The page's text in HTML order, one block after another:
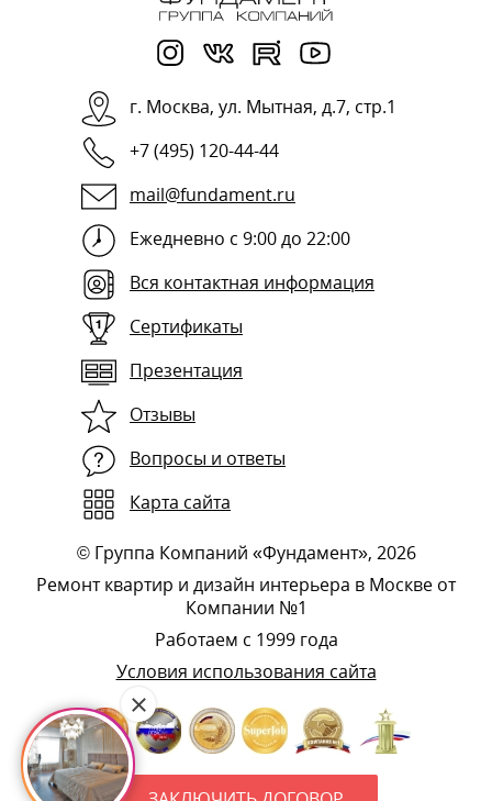
г. Москва, ул. Мытная, д.7, стр.1
+7 (495) 120-44-44
mail@fundament.ru
Ежедневно с 9:00 до 22:00
Вся контактная информация
Сертификаты
Презентация
Отзывы
Вопросы и ответы
Карта сайта
© Группа Компаний «Фундамент», 2026
Ремонт квартир и дизайн интерьера в Москве от
Компании №1
Работаем с 1999 года
Условия использования сайта